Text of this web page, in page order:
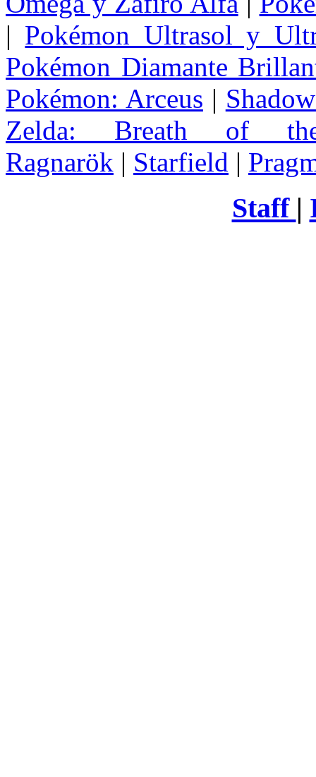
| Pokémon Ultrasol y
Pokémon Diamante
Pokémon: Arceus |
Zelda: Breath of
Ragnarök | Starfield |
Staff |